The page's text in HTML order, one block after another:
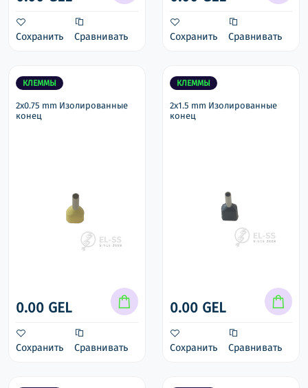
Сохранить Сравнивать Сохранить Сравнивать
КЛЕММЫ
2x0.75 mm Изолированные
конец
0.00 GEL
Сохранить Сравнивать
КЛЕММЫ
2x1.5 mm Изолированные
конец
0.00 GEL
Сохранить Сравнивать